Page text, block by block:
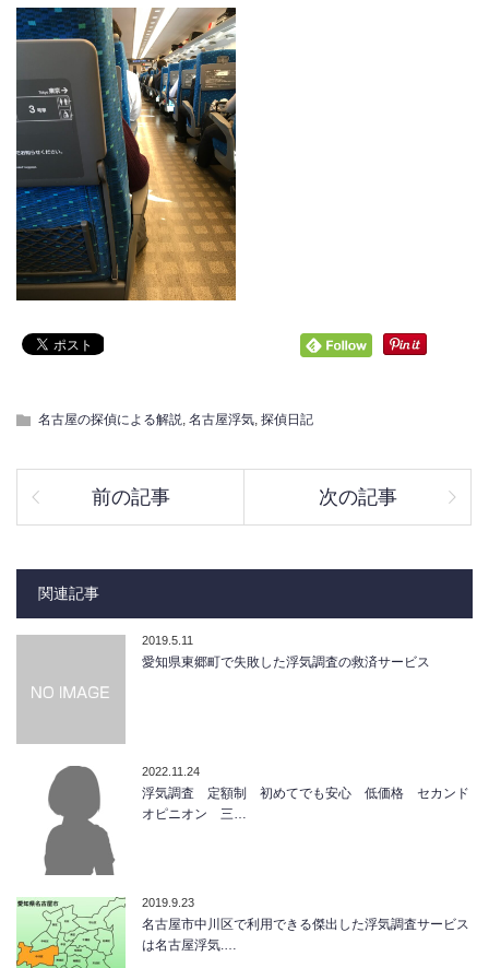
名古屋の探偵による解説 名古屋浮気 探偵日記
前の記事 次の記事
関連記事
2019.5.11
愛知県東郷町で失敗した浮気調査の救済サービス
2022.11.24
浮気調査 定額制 初めてでも安心 低価格 セカンド
オピニオン 三…
2019.9.23
名古屋市中川区で利用できる傑出した浮気調査サービス
は名古屋浮気.…